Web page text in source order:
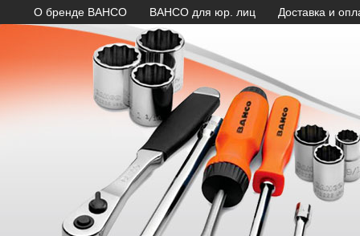
О бренде BAHCO BAHCO для юр. лиц Доставка и